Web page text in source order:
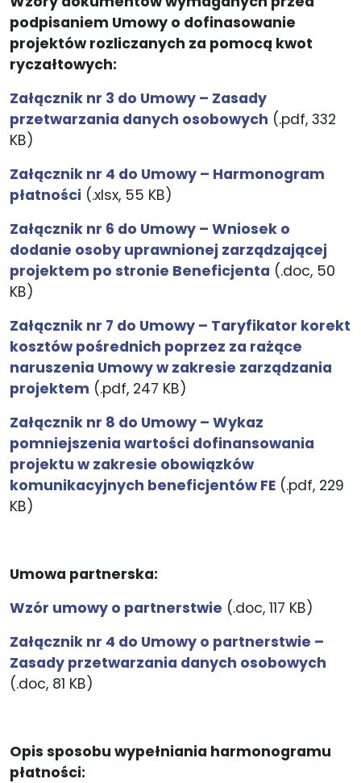
podpisaniem Umowy o dofinasowanie
projektów rozliczanych za pomocą kwot
ryczałtowych:
Załącznik nr 3 do Umowy – Zasady
przetwarzania danych osobowych (.pdf, 332
KB)
Załącznik nr 4 do Umowy – Harmonogram
płatności (.xlsx, 55 KB)
Załącznik nr 6 do Umowy – Wniosek o
dodanie osoby uprawnionej zarządzającej
projektem po stronie Beneficjenta (.doc, 50
KB)
Załącznik nr 7 do Umowy – Taryfikator korekt
kosztów pośrednich poprzez za rażące
naruszenia Umowy w zakresie zarządzania
projektem (.pdf, 247 KB)
Załącznik nr 8 do Umowy – Wykaz
pomniejszenia wartości dofinansowania
projektu w zakresie obowiązków
komunikacyjnych beneficjentów FE (.pdf, 229
KB)
Umowa partnerska:
Wzór umowy o partnerstwie (.doc, 117 KB)
Załącznik nr 4 do Umowy o partnerstwie –
Zasady przetwarzania danych osobowych
(.doc, 81 KB)
Opis sposobu wypełniania harmonogramu
płatności: